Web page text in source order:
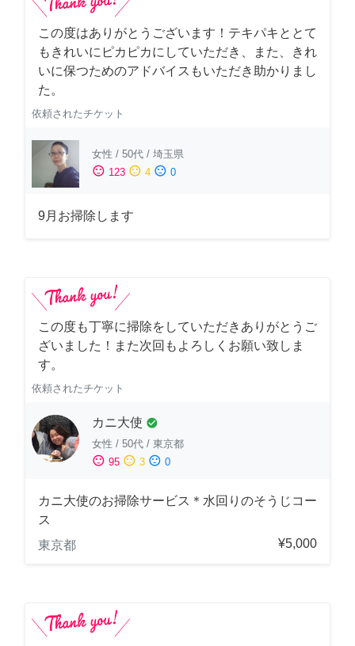
この度はありがとうございます！テキパキととて
もきれいにピカピカにしていただき、また、きれ
いに保つためのアドバイスもいただき助かりまし
た。
依頼されたチケット
女性 / 50代 / 埼玉県
sentiment_satisfied 123 sentiment_neutral 4 sentiment_dissatisfied 0
9月お掃除します
この度も丁寧に掃除をしていただきありがとうご
ざいました！また次回もよろしくお願い致しま
す。
依頼されたチケット
カニ大使 check_circle
女性 / 50代 / 東京都
sentiment_satisfied 95 sentiment_neutral 3 sentiment_dissatisfied 0
カニ大使のお掃除サービス＊水回りのそうじコー
ス
東京都
¥5,000